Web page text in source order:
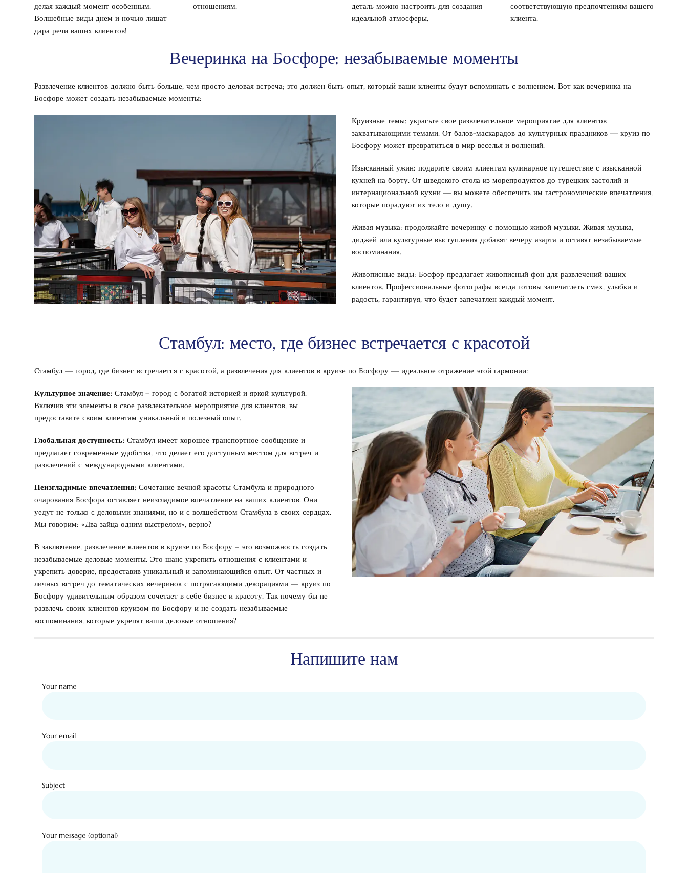
делая каждый момент особенным.
Волшебные виды днем и ночью лишат
дара речи ваших клиентов!
отношениям.
деталь можно настроить для создания
идеальной атмосферы.
соответствующую предпочтениям вашего
клиента.
Вечеринка на Босфоре: незабываемые моменты
Развлечение клиентов должно быть больше, чем просто деловая встреча; это должен быть опыт, который ваши клиенты будут вспоминать с волнением. Вот как вечеринка на
Босфоре может создать незабываемые моменты:
Круизные темы: украсьте свое развлекательное мероприятие для клиентов
захватывающими темами. От балов-маскарадов до культурных праздников — круиз по
Босфору может превратиться в мир веселья и волнений.
Изысканный ужин: подарите своим клиентам кулинарное путешествие с изысканной
кухней на борту. От шведского стола из морепродуктов до турецких застолий и
интернациональной кухни — вы можете обеспечить им гастрономические впечатления,
которые порадуют их тело и душу.
Живая музыка: продолжайте вечеринку с помощью живой музыки. Живая музыка,
диджей или культурные выступления добавят вечеру азарта и оставят незабываемые
воспоминания.
Живописные виды: Босфор предлагает живописный фон для развлечений ваших
клиентов. Профессиональные фотографы всегда готовы запечатлеть смех, улыбки и
радость, гарантируя, что будет запечатлен каждый момент.
Стамбул: место, где бизнес встречается с красотой
Стамбул — город, где бизнес встречается с красотой, а развлечения для клиентов в круизе по Босфору — идеальное отражение этой гармонии:
Культурное значение: Стамбул – город с богатой историей и яркой культурой.
Включив эти элементы в свое развлекательное мероприятие для клиентов, вы
предоставите своим клиентам уникальный и полезный опыт.
Глобальная доступность: Стамбул имеет хорошее транспортное сообщение и
предлагает современные удобства, что делает его доступным местом для встреч и
развлечений с международными клиентами.
Неизгладимые впечатления: Сочетание вечной красоты Стамбула и природного
очарования Босфора оставляет неизгладимое впечатление на ваших клиентов. Они
уедут не только с деловыми знаниями, но и с волшебством Стамбула в своих сердцах.
Мы говорим: «Два зайца одним выстрелом», верно?
В заключение, развлечение клиентов в круизе по Босфору – это возможность создать
незабываемые деловые моменты. Это шанс укрепить отношения с клиентами и
укрепить доверие, предоставив уникальный и запоминающийся опыт. От частных и
личных встреч до тематических вечеринок с потрясающими декорациями — круиз по
Босфору удивительным образом сочетает в себе бизнес и красоту. Так почему бы не
развлечь своих клиентов круизом по Босфору и не создать незабываемые
воспоминания, которые укрепят ваши деловые отношения?
Напишите нам
Your name
Your email
Subject
Your message (optional)